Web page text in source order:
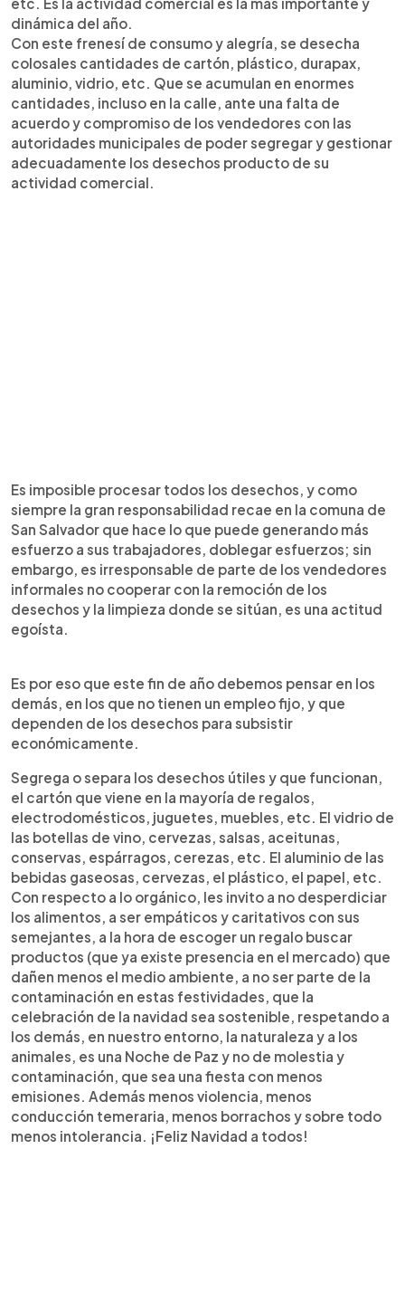
dinámica del año.
Con este frenesí de consumo y alegría, se desecha
colosales cantidades de cartón, plástico, durapax,
aluminio, vidrio, etc. Que se acumulan en enormes
cantidades, incluso en la calle, ante una falta de
acuerdo y compromiso de los vendedores con las
autoridades municipales de poder segregar y gestionar
adecuadamente los desechos producto de su
actividad comercial.
Es imposible procesar todos los desechos, y como
siempre la gran responsabilidad recae en la comuna de
San Salvador que hace lo que puede generando más
esfuerzo a sus trabajadores, doblegar esfuerzos; sin
embargo, es irresponsable de parte de los vendedores
informales no cooperar con la remoción de los
desechos y la limpieza donde se sitúan, es una actitud
egoísta.
Es por eso que este fin de año debemos pensar en los
demás, en los que no tienen un empleo fijo, y que
dependen de los desechos para subsistir
económicamente.
Segrega o separa los desechos útiles y que funcionan,
el cartón que viene en la mayoría de regalos,
electrodomésticos, juguetes, muebles, etc. El vidrio de
las botellas de vino, cervezas, salsas, aceitunas,
conservas, espárragos, cerezas, etc. El aluminio de las
bebidas gaseosas, cervezas, el plástico, el papel, etc.
Con respecto a lo orgánico, les invito a no desperdiciar
los alimentos, a ser empáticos y caritativos con sus
semejantes, a la hora de escoger un regalo buscar
productos (que ya existe presencia en el mercado) que
dañen menos el medio ambiente, a no ser parte de la
contaminación en estas festividades, que la
celebración de la navidad sea sostenible, respetando a
los demás, en nuestro entorno, la naturaleza y a los
animales, es una Noche de Paz y no de molestia y
contaminación, que sea una fiesta con menos
emisiones. Además menos violencia, menos
conducción temeraria, menos borrachos y sobre todo
menos intolerancia. ¡Feliz Navidad a todos!